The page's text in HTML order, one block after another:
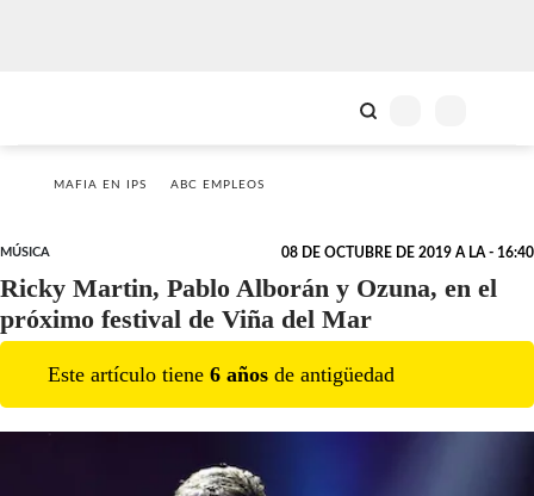
MAFIA EN IPS ABC EMPLEOS
MÚSICA 08 DE OCTUBRE DE 2019 A LA - 16:40
Ricky Martin, Pablo Alborán y Ozuna, en el
próximo festival de Viña del Mar
Este artículo tiene 6 años de antigüedad